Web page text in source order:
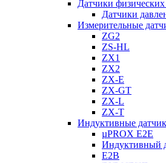
Датчики
Датчики
Измерительные
ZG2
ZS-HL
ZX1
ZX2
ZX-E
ZX-GT
ZX-L
ZX-T
Индуктивные
µPROX E2E
Индуктивный
E2B